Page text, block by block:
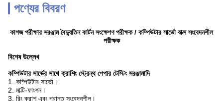
পণ্যের বিবরণ
কাগজ পরীক্ষার সরঞ্জাম বৈদ্যুতিন কার্টন সংক্ষেপণ পরীক্ষক / কম্পিউটার সার্ভো বাক্স সংবেদনশীল
পরীক্ষক
বিশেষ উল্লেখ
কম্পিউটার সার্ভের সাথে ক্রাশিং স্ট্রেন্থ পেপার টেস্টিং সরঞ্জামাদি
1. কম্পিউটার সার্ভো।
2. মাল্টি-ফাংশন।
3. রিং ক্রাশ এবং প্রান্ত সংবেদনশীল।